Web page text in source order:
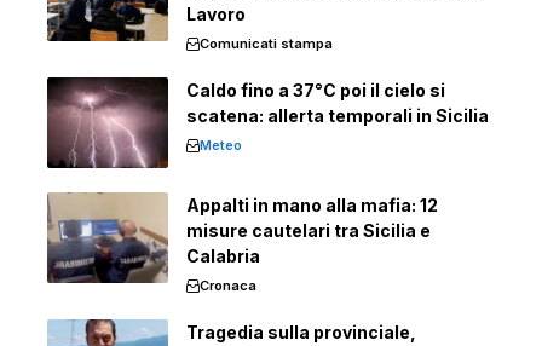
Lavoro
Comunicati stampa
Caldo fino a 37°C poi il cielo si
scatena: allerta temporali in Sicilia
Meteo
Appalti in mano alla mafia: 12
misure cautelari tra Sicilia e
Calabria
Cronaca
Tragedia sulla provinciale,